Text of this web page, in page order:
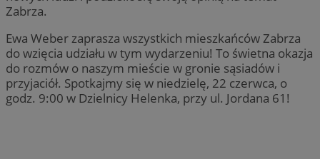
Zabrza.
Ewa Weber zaprasza wszystkich mieszkańców Zabrza
do wzięcia udziału w tym wydarzeniu! To świetna okazja
do rozmów o naszym mieście w gronie sąsiadów i
przyjaciół. Spotkajmy się w niedzielę, 22 czerwca, o
godz. 9:00 w Dzielnicy Helenka, przy ul. Jordana 61!